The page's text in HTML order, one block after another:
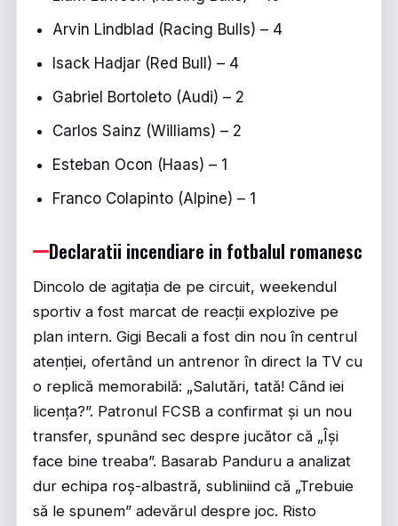
Arvin Lindblad (Racing Bulls) – 4
Isack Hadjar (Red Bull) – 4
Gabriel Bortoleto (Audi) – 2
Carlos Sainz (Williams) – 2
Esteban Ocon (Haas) – 1
Franco Colapinto (Alpine) – 1
Declaratii incendiare in fotbalul romanesc
Dincolo de agitația de pe circuit, weekendul
sportiv a fost marcat de reacții explozive pe
plan intern. Gigi Becali a fost din nou în centrul
atenției, ofertând un antrenor în direct la TV cu
o replică memorabilă: „Salutări, tată! Când iei
licența?”. Patronul FCSB a confirmat și un nou
transfer, spunând sec despre jucător că „Își
face bine treaba”. Basarab Panduru a analizat
dur echipa roș-albastră, subliniind că „Trebuie
să le spunem” adevărul despre joc. Risto